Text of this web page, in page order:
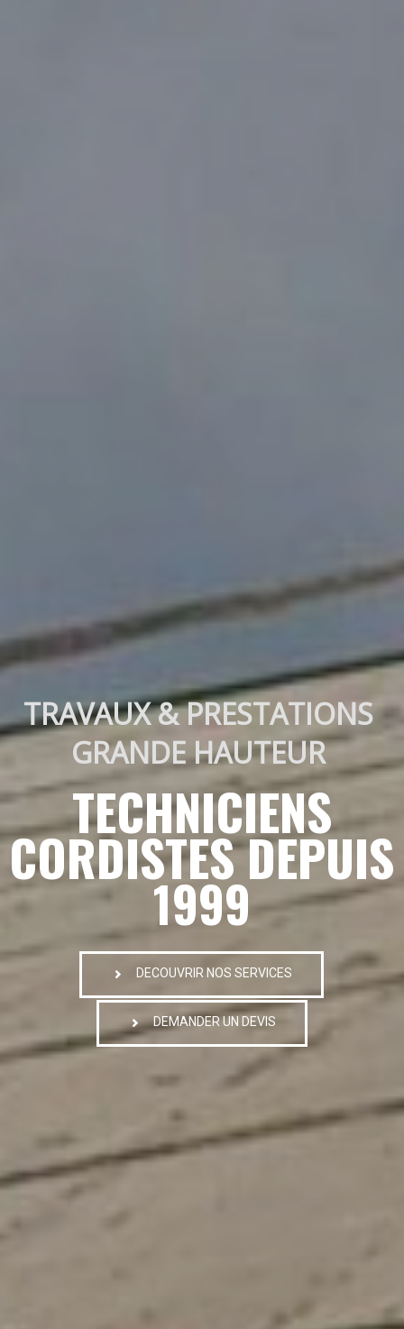
TRAVAUX & PRESTATIONS
GRANDE HAUTEUR
TECHNICIENS
CORDISTES DEPUIS
1999
DECOUVRIR NOS SERVICES
DEMANDER UN DEVIS